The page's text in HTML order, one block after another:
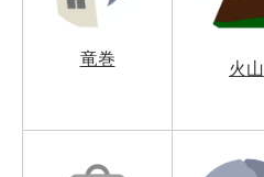
竜巻
火山